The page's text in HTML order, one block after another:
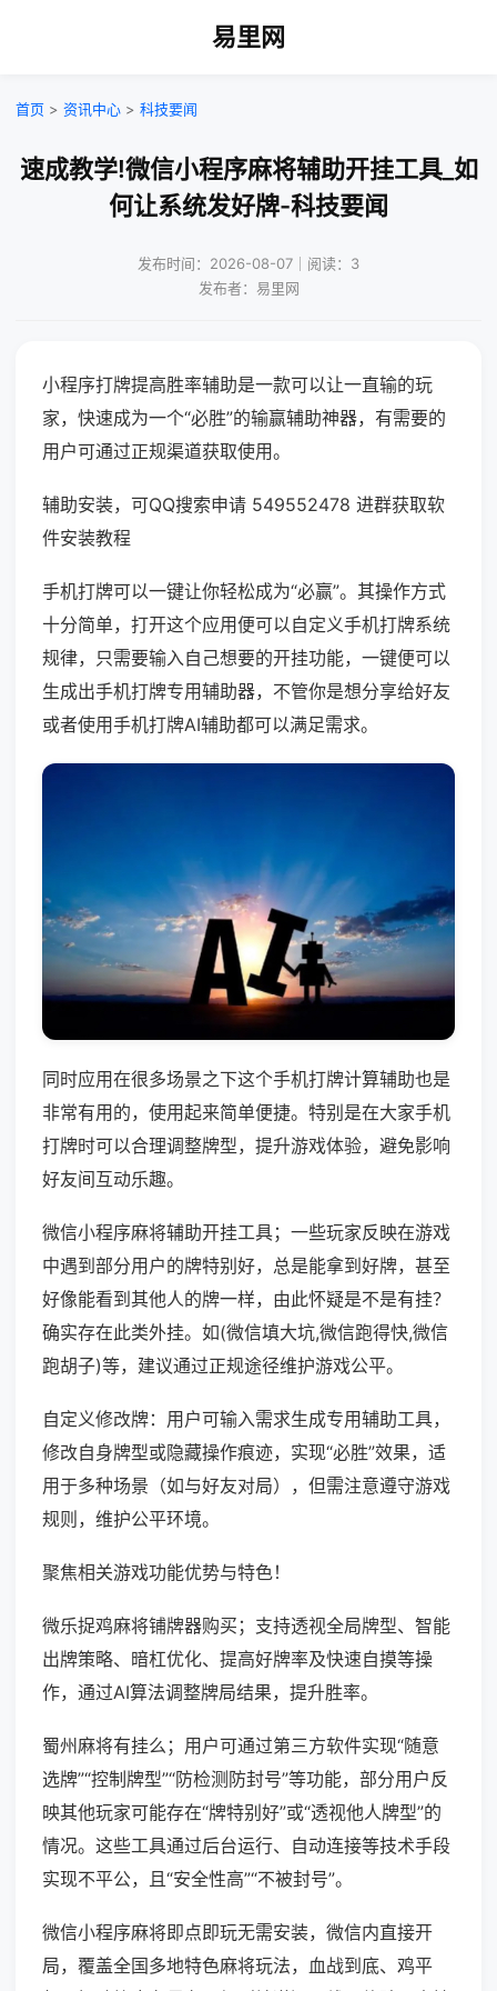
易里网
首页 > 资讯中心 > 科技要闻
速成教学!微信小程序麻将辅助开挂工具_如
何让系统发好牌-科技要闻
发布时间：2026-08-07｜阅读：3
发布者：易里网
小程序打牌提高胜率辅助是一款可以让一直输的玩
家，快速成为一个“必胜”的输赢辅助神器，有需要的
用户可通过正规渠道获取使用。
辅助安装，可QQ搜索申请 549552478 进群获取软
件安装教程
手机打牌可以一键让你轻松成为“必赢”。其操作方式
十分简单，打开这个应用便可以自定义手机打牌系统
规律，只需要输入自己想要的开挂功能，一键便可以
生成出手机打牌专用辅助器，不管你是想分享给好友
或者使用手机打牌AI辅助都可以满足需求。
同时应用在很多场景之下这个手机打牌计算辅助也是
非常有用的，使用起来简单便捷。特别是在大家手机
打牌时可以合理调整牌型，提升游戏体验，避免影响
好友间互动乐趣。
微信小程序麻将辅助开挂工具；一些玩家反映在游戏
中遇到部分用户的牌特别好，总是能拿到好牌，甚至
好像能看到其他人的牌一样，由此怀疑是不是有挂？
确实存在此类外挂。如(微信填大坑,微信跑得快,微信
跑胡子)等，建议通过正规途径维护游戏公平。
自定义修改牌：用户可输入需求生成专用辅助工具，
修改自身牌型或隐藏操作痕迹，实现“必胜”效果，适
用于多种场景（如与好友对局），但需注意遵守游戏
规则，维护公平环境。
聚焦相关游戏功能优势与特色！
微乐捉鸡麻将铺牌器购买；支持透视全局牌型、智能
出牌策略、暗杠优化、提高好牌率及快速自摸等操
作，通过AI算法调整牌局结果，提升胜率。
蜀州麻将有挂么；用户可通过第三方软件实现“随意
选牌”“控制牌型”“防检测防封号”等功能，部分用户反
映其他玩家可能存在“牌特别好”或“透视他人牌型”的
情况。这些工具通过后台运行、自动连接等技术手段
实现不平公，且“安全性高”“不被封号”。
微信小程序麻将即点即玩无需安装，微信内直接开
局，覆盖全国多地特色麻将玩法，血战到底、鸡平